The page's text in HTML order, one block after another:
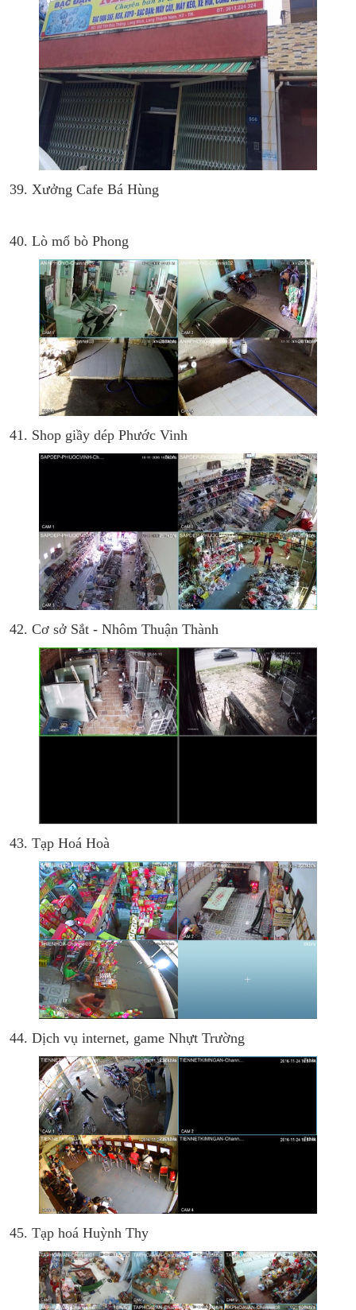
39. Xưởng Cafe Bá Hùng
40. Lò mổ bò Phong
41. Shop giầy dép Phước Vinh
42. Cơ sở Sắt - Nhôm Thuận Thành
43. Tạp Hoá Hoà
44. Dịch vụ internet, game Nhựt Trường
45. Tạp hoá Huỳnh Thy